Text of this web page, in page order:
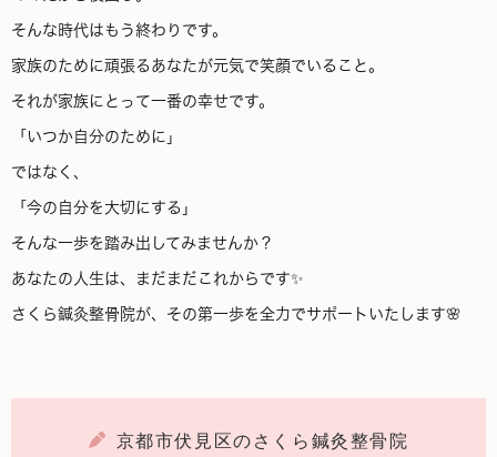
そんな時代はもう終わりです。
家族のために頑張るあなたが元気で笑顔でいること。
それが家族にとって一番の幸せです。
「いつか自分のために」
ではなく、
「今の自分を大切にする」
そんな一歩を踏み出してみませんか？
あなたの人生は、まだまだこれからです✨
さくら鍼灸整骨院が、その第一歩を全力でサポートいたします🌸
京都市伏見区のさくら鍼灸整骨院